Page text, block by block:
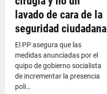
lavado de cara de la
seguridad ciudadana
El PP asegura que las
medidas anunciadas por el
quipo de gobierno socialista
de incrementar la presencia
poli…